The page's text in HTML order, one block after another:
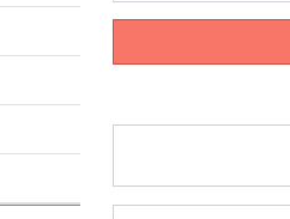
, 사북·납북귀환어부 국가폭력 사과
위와 전쟁..물놀이 접목
영 문체부장관과 정책간담회
예결위원장, 강릉시 초청 특별 강연
..해결 과제 산적